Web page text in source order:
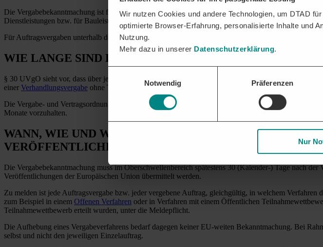
Wir nutzen Cookies und andere Technologien, um DTAD
optimierte Browser-Erfahrung, personalisierte Inhalte und
Nutzung.
Mehr dazu in unserer Datenschutzerklärung.
Notwendig
Präferenzen
Nur
Die Vergabebekanntmachung ist für Auftragsvergaben oberhalb der EU-Schwellenwerte (EU-
Dienstleistungen bzw. für Bauleistungen in § 18 EU Abs. 3VOB
Für Auftragsvergaben unterhalb der EU-Schwellenwerte (Unterschwellenbereich) ist die
WIE LANGE SIND DIE INFORMATIONEN VORZUHALTEN?
§ 30 UVgO sieht vor, dass über jeden vergebenen Auftrag ab einem Auftragswert von 25.000 Euro
einer Verhandlungsvergabe ohne Teilnahmewettbewerb für die Dauer von drei Monaten auf den
Die Vergabe- und Vertragsordnung für Bauleistungen (VOB) enthält in § 20 Abs. 3 VOB/A eine
Monate vorzuhalten.
WANN, WIE UND WORÜBER MÜSSEN ÖFFENTLICHE
VERÖFFENTLICHEN?
Die Vergabebekanntmachung muss im Oberschwellenbereich spätestens 30 (Kalender-) Tage nach
Veröffentlichungen der Europäischen Union übermittelt werden.
Zu melden ist jede Auftragsvergabe bzw. jeder vergebene Auftrag, gleichgültig, in welchem
zum Beispiel in einem Offenen Verfahren oder in Verfahren mit einem Öffentlichen
Teilnahmewettbewerb erteilt wurden, unter die Meldepflicht.
Die Aufhebung eines Vergabeverfahrens bedarf dagegen keiner EU-weiten Bekanntmachung. Bei
selbst und nicht den jeweiligen Einzelauftrag.